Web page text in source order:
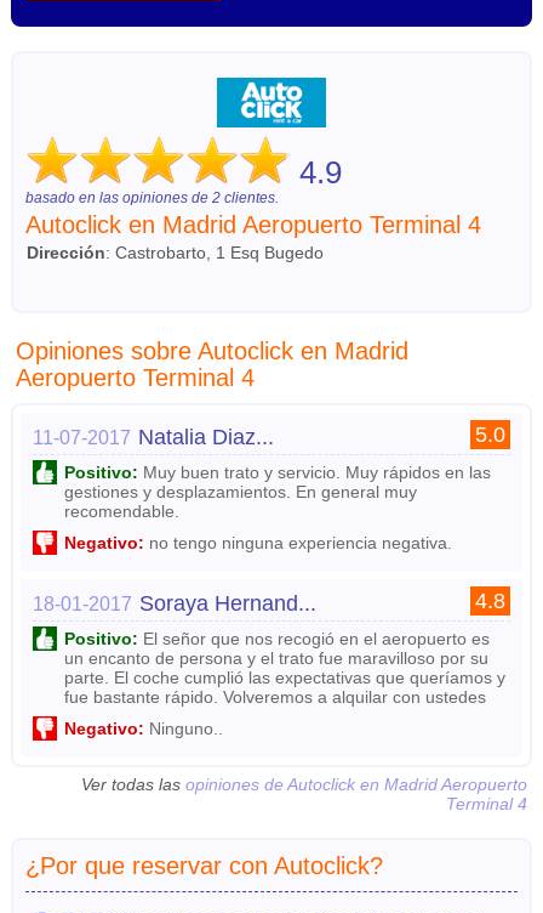
4.9
basado en las opiniones de 2clientes.
Autoclick en Madrid Aeropuerto Terminal 4
Dirección: Castrobarto, 1 Esq Bugedo
Opiniones sobre Autoclick en Madrid
Aeropuerto Terminal 4
11-07-2017 Natalia Diaz...
Positivo: Muy buen trato y servicio. Muy rápidos en las
gestiones y desplazamientos. En general muy
recomendable.
Negativo: no tengo ninguna experiencia negativa.
5.0
18-01-2017 Soraya Hernand...
Positivo: El señor que nos recogió en el aeropuerto es
un encanto de persona y el trato fue maravilloso por su
parte. El coche cumplió las expectativas que queríamos y
fue bastante rápido. Volveremos a alquilar con ustedes
Negativo: Ninguno..
4.8
Ver todas lasopiniones de Autoclick en Madrid Aeropuerto
Terminal 4
¿Por que reservar con Autoclick?